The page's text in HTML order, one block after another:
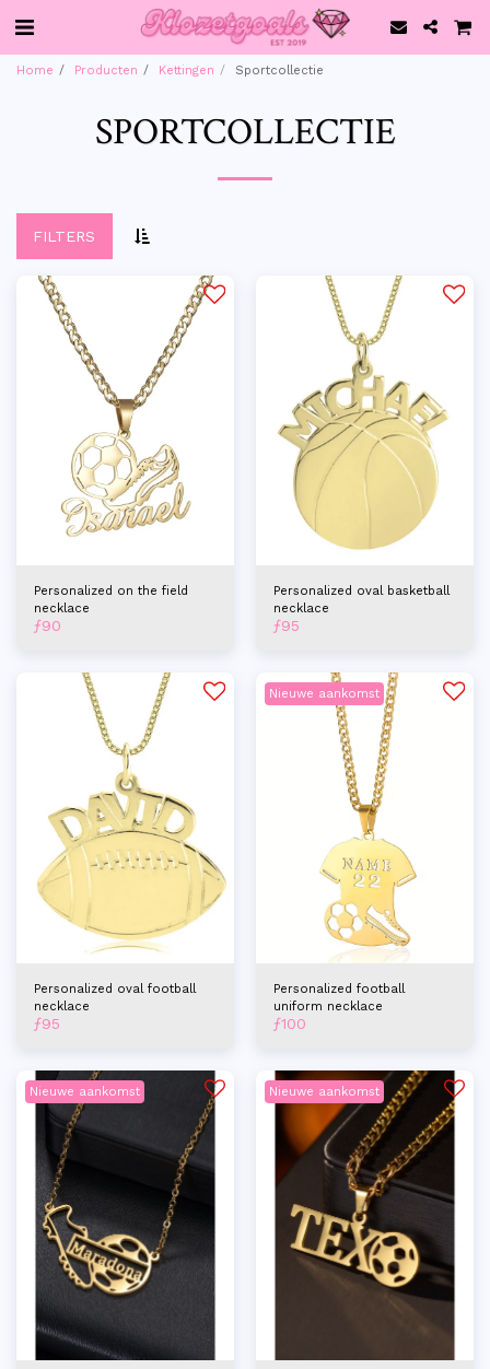
Home Producten Kettingen Sportcollectie
SPORTCOLLECTIE
FILTERS
Personalized on the field
necklace
ƒ90
Personalized oval basketball
necklace
ƒ95
Personalized oval football
necklace
ƒ95
Nieuwe aankomst
Personalized football
uniform necklace
ƒ100
Nieuwe aankomst Nieuwe aankomst